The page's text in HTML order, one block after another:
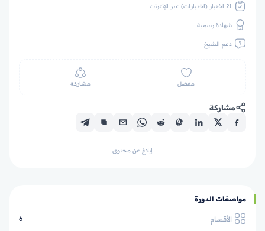
21 اختبار (اختبارات) عبر الإنترنت
شهادة رسمية
دعم الشيخ
مفضل مشاركة
مشاركة
إبلاغ عن محتوى
مواصفات الدورة
الأقسام 6